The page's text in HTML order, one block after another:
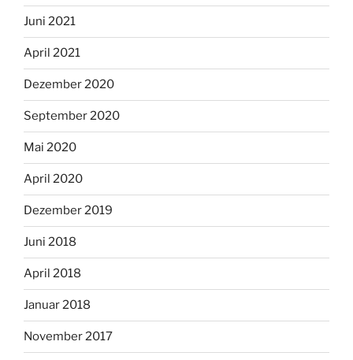
Juni 2021
April 2021
Dezember 2020
September 2020
Mai 2020
April 2020
Dezember 2019
Juni 2018
April 2018
Januar 2018
November 2017